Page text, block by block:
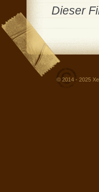
Dieser
© 2014 - 2025